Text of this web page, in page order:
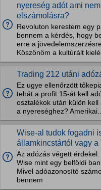
nyereség adót ami
elszámolásra?
Revoluton kerestem egy
bennem a kérdés, hogy
erre a
Köszönöm a kultúrált
Trading 212 utáni
Ez ugye ellenőrzött
tehát a profit 15-át kell
osztalékok után külön
a nyereséghez?
Wise-al tudok fogadni
államkincstártól vagy
Az adózás végett
Wise mint egy belföldi
Mivel adóazonosító
bennem